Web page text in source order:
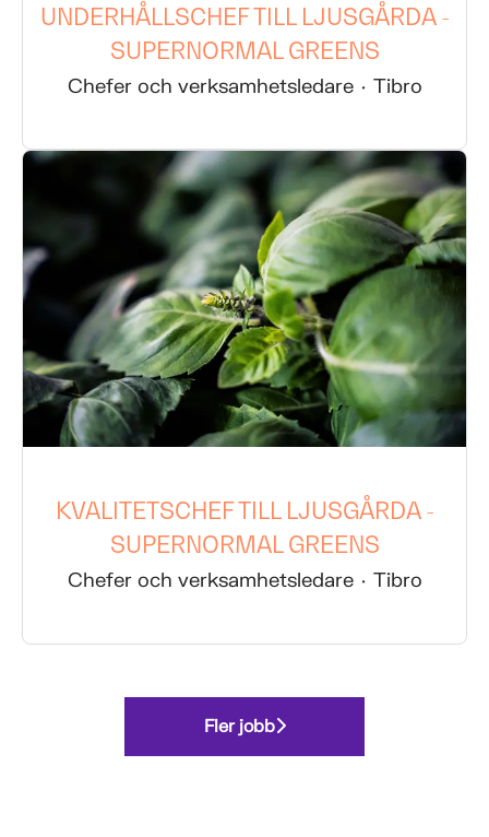
UNDERHÅLLSCHEF TILL LJUSGÅRDA -
SUPERNORMAL GREENS
Chefer och verksamhetsledare · Tibro
KVALITETSCHEF TILL LJUSGÅRDA -
SUPERNORMAL GREENS
Chefer och verksamhetsledare · Tibro
Fler jobb